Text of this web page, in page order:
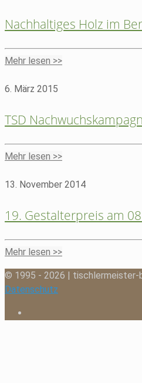
Nachhaltiges Holz im
Mehr lesen >>
6. März 2015
TSD
Mehr lesen >>
13. November 2014
19. Gestalterpreis am
Mehr lesen >>
© 1995 - 2026 | tischlermeister-
Datenschutz